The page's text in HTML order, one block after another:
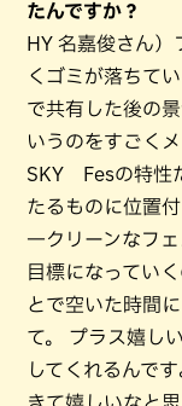
たんですか？
HY 名嘉俊さん）
くゴミが落ちて
で共有した後の
いうのをすごくメ
SKY Fesの特性
たるものに位置
一クリーンなフ
目標になってい
とで空いた時間
て。 プラス嬉し
してくれるんで
きて嬉しいなと思